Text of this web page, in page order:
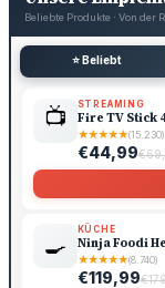
Beliebte Produkte · Von der
⭐ Beliebt
📺 STREAMING
Fire TV Stick
★★★★★(15.230)
€44,99
🍳
KÜCHE
Ninja Foodi
★★★★★(8.740)
€119,99